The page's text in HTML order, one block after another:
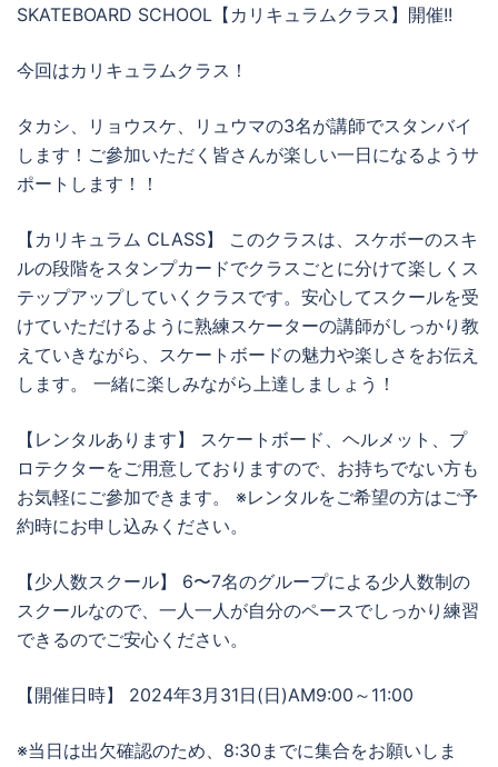
SKATEBOARD SCHOOL【カリキュラムクラス】開催!!
今回はカリキュラムクラス！
タカシ、リョウスケ、リュウマの3名が講師でスタンバイ
します！ご參加いただく皆さんが楽しい一日になるようサ
ポートします！！
【カリキュラム CLASS】 このクラスは、スケボーのスキ
ルの段階をスタンプカードでクラスごとに分けて楽しくス
テップアップしていくクラスです。安心してスクールを受
けていただけるように熟練スケーターの講師がしっかり教
えていきながら、スケートボードの魅力や楽しさをお伝え
します。 一緒に楽しみながら上達しましょう！
【レンタルあります】 スケートボード、ヘルメット、プ
ロテクターをご用意しておりますので、お持ちでない方も
お気軽にご參加できます。 ※レンタルをご希望の方はご予
約時にお申し込みください。
【少人数スクール】 6〜7名のグループによる少人数制の
スクールなので、一人一人が自分のペースでしっかり練習
できるのでご安心ください。
【開催日時】 2024年3月31日(日)AM9:00～11:00
※当日は出欠確認のため、8:30までに集合をお願いしま